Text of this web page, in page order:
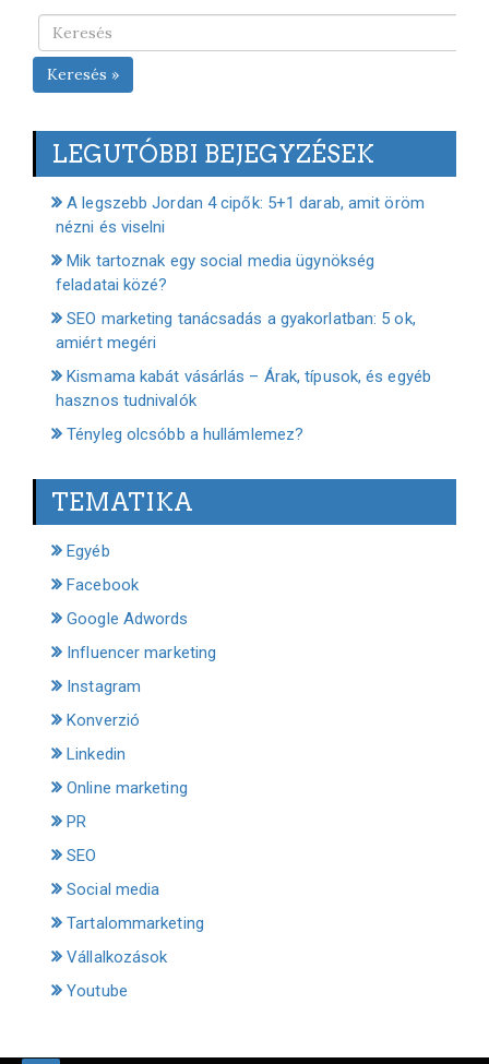
Keresés »
LEGUTÓBBI BEJEGYZÉSEK
A legszebb Jordan 4 cipők: 5+1 darab, amit öröm
nézni és viselni
Mik tartoznak egy social media ügynökség
feladatai közé?
SEO marketing tanácsadás a gyakorlatban: 5 ok,
amiért megéri
Kismama kabát vásárlás – Árak, típusok, és egyéb
hasznos tudnivalók
Tényleg olcsóbb a hullámlemez?
TEMATIKA
Egyéb
Facebook
Google Adwords
Influencer marketing
Instagram
Konverzió
Linkedin
Online marketing
PR
SEO
Social media
Tartalommarketing
Vállalkozások
Youtube